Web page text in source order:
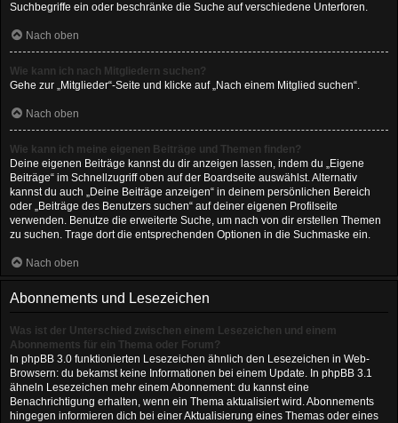
Suchbegriffe ein oder beschränke die Suche auf verschiedene Unterforen.
Nach oben
Wie kann ich nach Mitgliedern suchen?
Gehe zur „Mitglieder“-Seite und klicke auf „Nach einem Mitglied suchen“.
Nach oben
Wie kann ich meine eigenen Beiträge und Themen finden?
Deine eigenen Beiträge kannst du dir anzeigen lassen, indem du „Eigene
Beiträge“ im Schnellzugriff oben auf der Boardseite auswählst. Alternativ
kannst du auch „Deine Beiträge anzeigen“ in deinem persönlichen Bereich
oder „Beiträge des Benutzers suchen“ auf deiner eigenen Profilseite
verwenden. Benutze die erweiterte Suche, um nach von dir erstellen Themen
zu suchen. Trage dort die entsprechenden Optionen in die Suchmaske ein.
Nach oben
Abonnements und Lesezeichen
Was ist der Unterschied zwischen einem Lesezeichen und einem
Abonnements für ein Thema oder Forum?
In phpBB 3.0 funktionierten Lesezeichen ähnlich den Lesezeichen in Web-
Browsern: du bekamst keine Informationen bei einem Update. In phpBB 3.1
ähneln Lesezeichen mehr einem Abonnement: du kannst eine
Benachrichtigung erhalten, wenn ein Thema aktualisiert wird. Abonnements
hingegen informieren dich bei einer Aktualisierung eines Themas oder eines